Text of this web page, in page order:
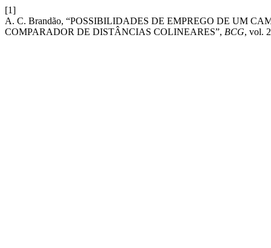
[1]
A. C. Brandão, “POSSIBILIDADES DE EMPREGO DE UM
COMPARADOR DE DISTÂNCIAS COLINEARES”, BCG, vol.